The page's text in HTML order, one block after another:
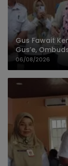
Gus Fawait
Gus’e,
Layanan
06/08/2026